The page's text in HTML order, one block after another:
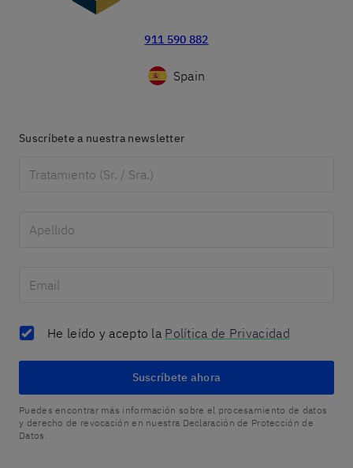
911 590 882
Spain
Suscríbete a nuestra newsletter
He leído y acepto la Política de Privacidad
Suscríbete ahora
Puedes encontrar más información sobre el procesamiento de datos
y derecho de revocación en nuestra Declaración de Protección de
Datos.